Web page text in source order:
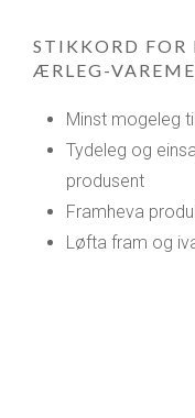
STIKKORD FOR
ÆRLEG-
Minst mogeleg
Tydeleg og
produsent
Framheva
Løfta fram og